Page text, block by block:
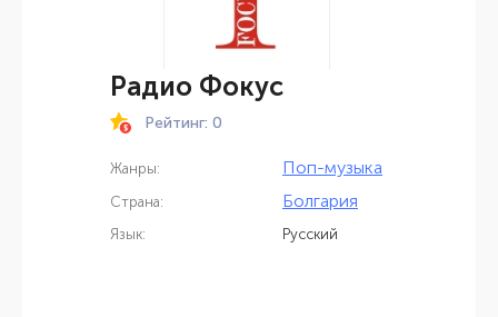
Радио Фокус
Рейтинг: 0
Жанры: Поп-музыка
Страна: Болгария
Язык: Русский